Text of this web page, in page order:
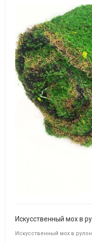
Искусственный мох в
Искусственный мох в